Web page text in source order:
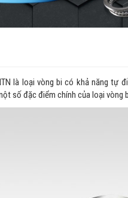
là loại vòng bi có khả năng tự
số đặc điểm chính của loại vòng